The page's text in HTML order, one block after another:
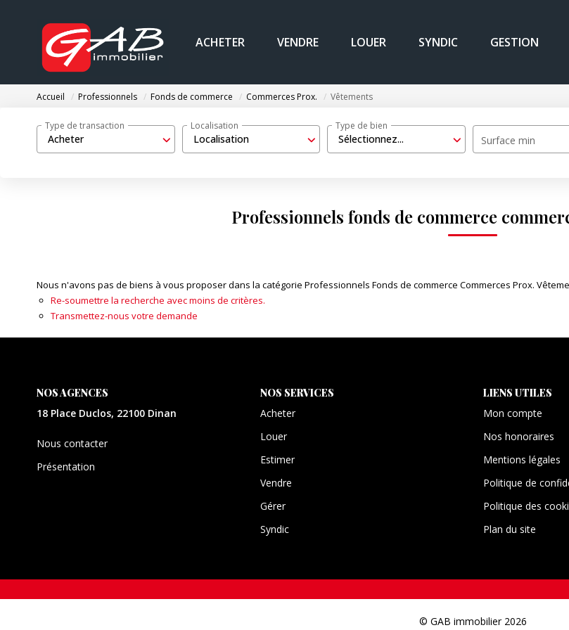
ACHETER VENDRE LOUER SYNDIC GESTION
Accueil Professionnels Fonds de commerce Commerces Prox. Vêtements
Acheter
Type de transaction
Localisation
Localisation
Sélectionnez...
Type de bien
Surface min
Professionnels fonds de commerce
Nous n'avons pas de biens à vous proposer dans la catégorie Professionnels Fonds de commerce Commerces Prox.
Re-soumettre la recherche avec moins de critères.
Transmettez-nous votre demande
NOS AGENCES
18 Place Duclos, 22100 Dinan
Nous contacter
Présentation
NOS SERVICES
Acheter
Louer
Estimer
Vendre
Gérer
Syndic
LIENS UTILES
Mon compte
Nos honoraires
Mentions légales
Politique de
Politique des
Plan du site
© GAB immobilier 2026